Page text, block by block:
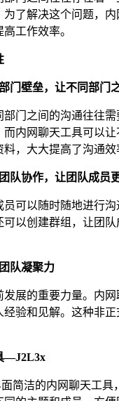
了解决这个问题，
工作效率。
门壁垒，让不同部门
门之间的沟通往往
内网聊天工具可以
，大大提高了沟通效
队协作，让团队成员
可以随时随地进行
以创建群组，让团
队凝聚力
发展的重要力量。内
验和见解。这种非
—J2L3x
简洁的内网聊天工